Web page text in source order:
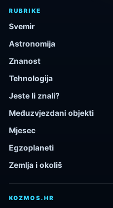
RUBRIKE
Svemir
Astronomija
Znanost
Tehnologija
Jeste li znali?
Međuzvjezdani objekti
Mjesec
Egzoplaneti
Zemlja i okoliš
KOZMOS.HR